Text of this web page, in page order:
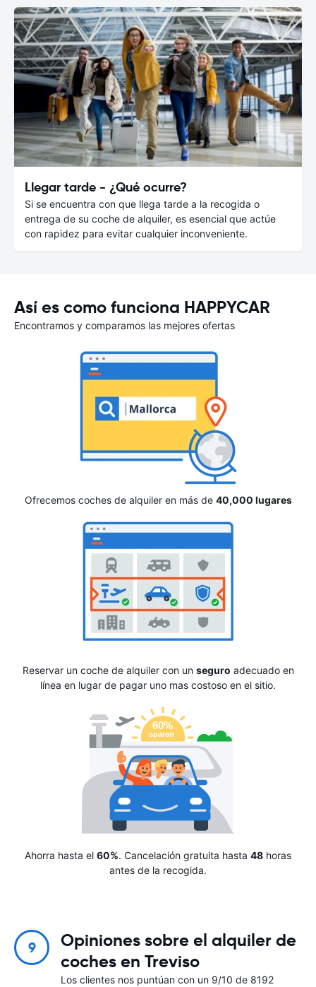
Llegar tarde - ¿Qué ocurre?
Si se encuentra con que llega tarde a la recogida o
entrega de su coche de alquiler, es esencial que actúe
con rapidez para evitar cualquier inconveniente.
Así es como funciona HAPPYCAR
Encontramos y comparamos las mejores ofertas
Ofrecemos coches de alquiler en más de 40,000 lugares
Reservar un coche de alquiler con un seguro adecuado en
línea en lugar de pagar uno mas costoso en el sitio.
Ahorra hasta el 60%. Cancelación gratuita hasta 48 horas
antes de la recogida.
9
Opiniones sobre el alquiler de
coches en Treviso
Los clientes nos puntúan con un 9/10 de 8192